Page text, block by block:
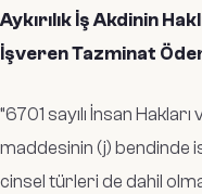
Aykırılık İş Akdinin
İşveren Tazminat
“6701 sayılı İnsan
maddesinin (j) bendinde
cinsel türleri de dahil